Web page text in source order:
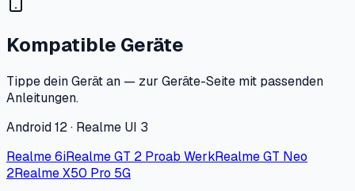
Kompatible Geräte
Tippe dein Gerät an — zur Geräte-Seite mit passenden
Anleitungen.
Android 12 · Realme UI 3
Realme 6iRealme GT 2 Proab WerkRealme GT Neo
2Realme X50 Pro 5G